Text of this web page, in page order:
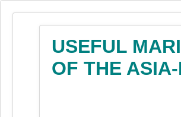
USEFUL
OF THE